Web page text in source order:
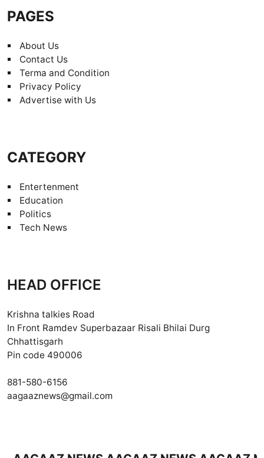
PAGES
About Us
Contact Us
Terma and Condition
Privacy Policy
Advertise with Us
CATEGORY
Entertenment
Education
Politics
Tech News
HEAD OFFICE
Krishna talkies Road
In Front Ramdev Superbazaar Risali Bhilai Durg
Chhattisgarh
Pin code 490006
881-580-6156
aagaaznews@gmail.com